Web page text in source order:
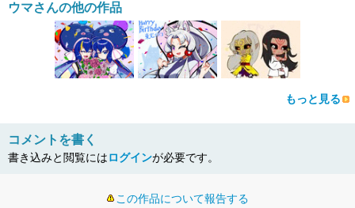
ウマさんの他の作品
もっと見る
コメントを書く
書き込みと閲覧にはログインが必要です。
この作品について報告する